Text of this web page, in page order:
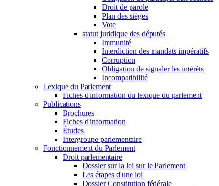
Droit de parole
Plan des sièges
Vote
statut juridique des députés
Immunité
Interdiction des mandats impératifs
Corruption
Obligation de signaler les intérêts
Incompatibilité
Lexique du Parlement
Fiches d'information du lexique du parlement
Publications
Brochures
Fiches d'information
Études
Intergroupe parlementaire
Fonctionnement du Parlement
Droit parlementaire
Dossier sur la loi sur le Parlement
Les étapes d'une loi
Dossier Constitution fédérale